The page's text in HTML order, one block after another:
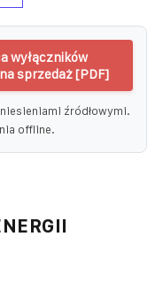
wyłączników
sprzedaż [PDF]
źródłowymi.
offline.